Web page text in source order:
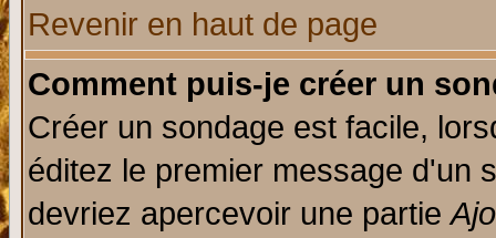
Revenir en haut de page
Comment puis-je créer un
Créer un sondage est facile,
éditez le premier message d'un
devriez apercevoir une partie